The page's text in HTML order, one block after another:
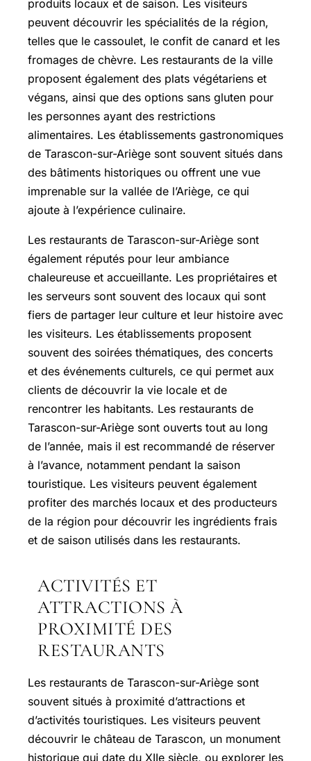
produits locaux et de saison. Les visiteurs
peuvent découvrir les spécialités de la région,
telles que le cassoulet, le confit de canard et les
fromages de chèvre. Les restaurants de la ville
proposent également des plats végétariens et
végans, ainsi que des options sans gluten pour
les personnes ayant des restrictions
alimentaires. Les établissements gastronomiques
de Tarascon-sur-Ariège sont souvent situés dans
des bâtiments historiques ou offrent une vue
imprenable sur la vallée de l’Ariège, ce qui
ajoute à l’expérience culinaire.
Les restaurants de Tarascon-sur-Ariège sont
également réputés pour leur ambiance
chaleureuse et accueillante. Les propriétaires et
les serveurs sont souvent des locaux qui sont
fiers de partager leur culture et leur histoire avec
les visiteurs. Les établissements proposent
souvent des soirées thématiques, des concerts
et des événements culturels, ce qui permet aux
clients de découvrir la vie locale et de
rencontrer les habitants. Les restaurants de
Tarascon-sur-Ariège sont ouverts tout au long
de l’année, mais il est recommandé de réserver
à l’avance, notamment pendant la saison
touristique. Les visiteurs peuvent également
profiter des marchés locaux et des producteurs
de la région pour découvrir les ingrédients frais
et de saison utilisés dans les restaurants.
ACTIVITÉS ET
ATTRACTIONS À
PROXIMITÉ DES
RESTAURANTS
Les restaurants de Tarascon-sur-Ariège sont
souvent situés à proximité d’attractions et
d’activités touristiques. Les visiteurs peuvent
découvrir le château de Tarascon, un monument
historique qui date du XIIe siècle, ou explorer les